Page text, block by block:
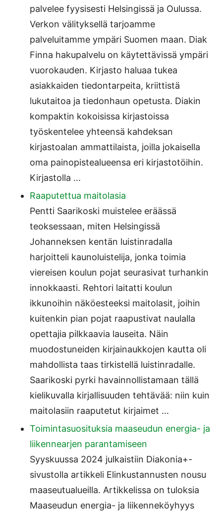
palvelee fyysisesti Helsingissä ja Oulussa.
Verkon välityksellä tarjoamme
palveluitamme ympäri Suomen maan. Diak
Finna hakupalvelu on käytettävissä ympäri
vuorokauden. Kirjasto haluaa tukea
asiakkaiden tiedontarpeita, kriittistä
lukutaitoa ja tiedonhaun opetusta. Diakin
kompaktin kokoisissa kirjastoissa
työskentelee yhteensä kahdeksan
kirjastoalan ammattilaista, joilla jokaisella
oma painopistealueensa eri kirjastotöihin.
Kirjastolla ...
Raaputettua maitolasia
Pentti Saarikoski muistelee eräässä
teoksessaan, miten Helsingissä
Johanneksen kentän luistinradalla
harjoitteli kaunoluistelija, jonka toimia
viereisen koulun pojat seurasivat turhankin
innokkaasti. Rehtori laitatti koulun
ikkunoihin näköesteeksi maitolasit, joihin
kuitenkin pian pojat raapustivat naulalla
opettajia pilkkaavia lauseita. Näin
muodostuneiden kirjainaukkojen kautta oli
mahdollista taas tirkistellä luistinradalle.
Saarikoski pyrki havainnollistamaan tällä
kielikuvalla kirjallisuuden tehtävää: niin kuin
maitolasiin raaputetut kirjaimet ...
Toimintasuosituksia maaseudun energia- ja
liikennearjen parantamiseen
Syyskuussa 2024 julkaistiin Diakonia+-
sivustolla artikkeli Elinkustannusten nousu
maaseutualueilla. Artikkelissa on tuloksia
Maaseudun energia- ja liikenneköyhyys